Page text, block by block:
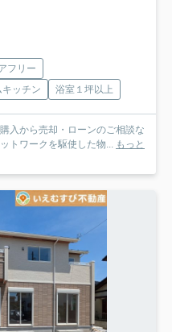
フリー
キッチン 浴室１坪以上
入から売却・ローンのご相談な
トワークを駆使した物...
もっと